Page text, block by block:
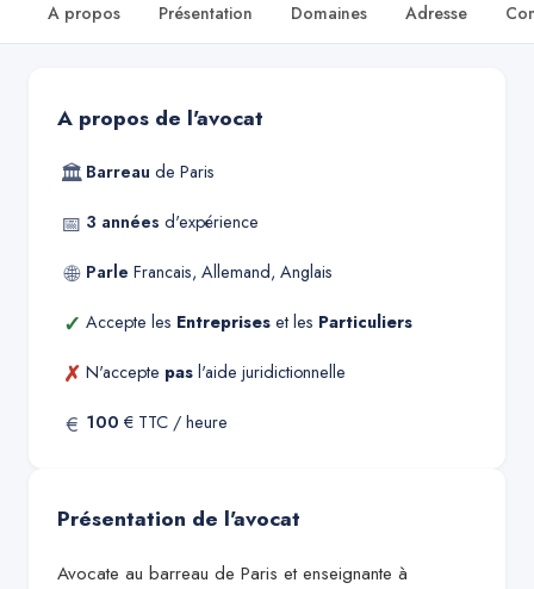
A propos Présentation Domaines Adresse
A propos de l'avocat
🏛 Barreau de Paris
📅 3 années d'expérience
🌐 Parle Francais, Allemand, Anglais
✓ Accepte les Entreprises et les Particuliers
✗ N'accepte pas l'aide juridictionnelle
€ 100 € TTC / heure
Présentation de l'avocat
Avocate au barreau de Paris et enseignante à